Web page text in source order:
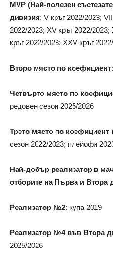
MVP (Най-полезен
дивизия: V кръг 2022/2023;
2022/2023; XV кръг 2022/2023;
кръг 2022/2023; XXV кръг
Второ място по коефициент
Четвърто място по
редовен сезон 2025/2026
Трето място по коефициент
сезон 2022/2023; плейофи
Най-добър реализатор в
отборите на Първа и Втора
Реализатор №2: купа 2019
Реализатор №4 във Втора
2025/2026